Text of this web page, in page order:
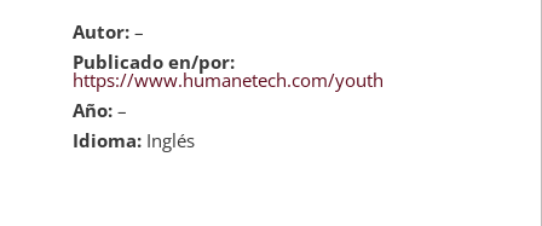
Autor: –
Publicado en/por:
https://www.humanetech.com/youth
Año: –
Idioma: Inglés